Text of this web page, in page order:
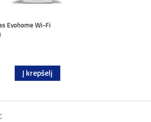
Evohome Wi-Fi
Į krepšelį